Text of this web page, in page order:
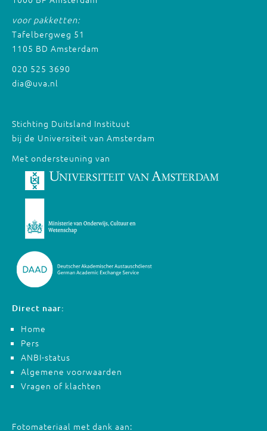
voor pakketten:
Tafelbergweg 51
1105 BD Amsterdam
020 525 3690
dia@uva.nl
Stichting Duitsland Instituut
bij de Universiteit van Amsterdam
Met ondersteuning van
Direct naar:
Home
Pers
ANBI-status
Algemene voorwaarden
Vragen of klachten
Fotomateriaal met dank aan: